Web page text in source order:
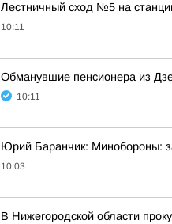
Лестничный сход №5 на
10:11
Обманувшие пенсионера из
10:11
Юрий Баранчик: Минобороны:
10:03
В Нижегородской области